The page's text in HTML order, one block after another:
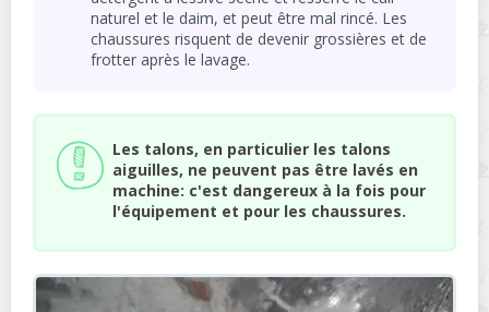
naturel et le daim, et peut être mal rincé. Les
chaussures risquent de devenir grossières et de
frotter après le lavage.
Les talons, en particulier les talons
aiguilles, ne peuvent pas être lavés en
machine: c'est dangereux à la fois pour
l'équipement et pour les chaussures.